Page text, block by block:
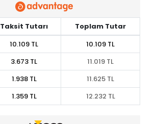
Taksit Tutarı
Toplam Tutar
10.109 TL
10.109 TL
3.673 TL
11.019 TL
1.938 TL
11.625 TL
1.359 TL 12.232 TL